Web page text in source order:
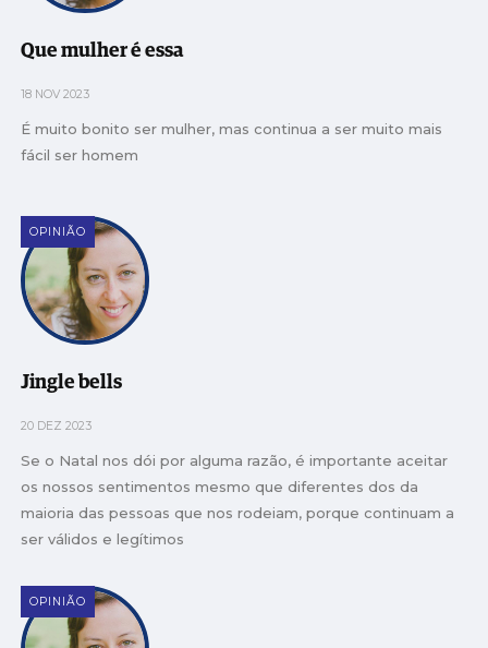
Que mulher é essa
18 NOV 2023
É muito bonito ser mulher, mas continua a ser muito mais
fácil ser homem
OPINIÃO
Jingle bells
20 DEZ 2023
Se o Natal nos dói por alguma razão, é importante aceitar
os nossos sentimentos mesmo que diferentes dos da
maioria das pessoas que nos rodeiam, porque continuam a
ser válidos e legítimos
OPINIÃO